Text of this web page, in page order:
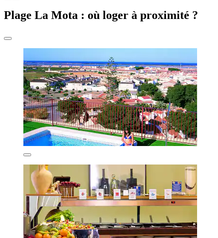
Plage La Mota : où loger à proximité ?